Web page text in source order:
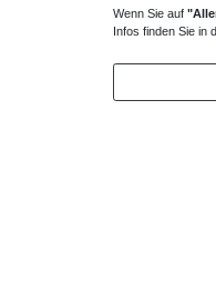
Heizkörper Ventil
Wenn Sie auf
Infos finden Sie in